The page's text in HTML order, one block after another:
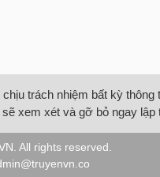
trách nhiệm bất kỳ
xem xét và gỡ bỏ ngay lập
. All rights reserved.